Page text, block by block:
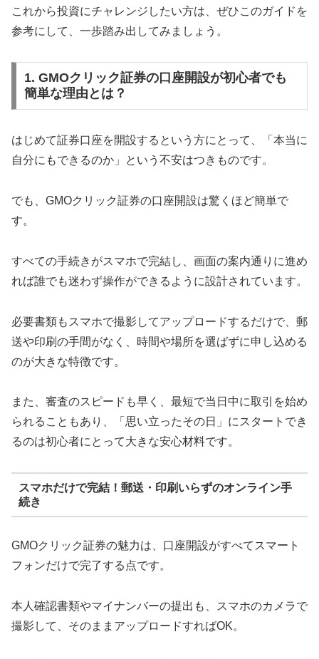
これから投資にチャレンジしたい方は、ぜひこのガイドを
参考にして、一歩踏み出してみましょう。
1. GMOクリック証券の口座開設が初心者でも
簡単な理由とは？
はじめて証券口座を開設するという方にとって、「本当に
自分にもできるのか」という不安はつきものです。
でも、GMOクリック証券の口座開設は驚くほど簡単で
す。
すべての手続きがスマホで完結し、画面の案内通りに進め
れば誰でも迷わず操作ができるように設計されています。
必要書類もスマホで撮影してアップロードするだけで、郵
送や印刷の手間がなく、時間や場所を選ばずに申し込める
のが大きな特徴です。
また、審査のスピードも早く、最短で当日中に取引を始め
られることもあり、「思い立ったその日」にスタートでき
るのは初心者にとって大きな安心材料です。
スマホだけで完結！郵送・印刷いらずのオンライン手
続き
GMOクリック証券の魅力は、口座開設がすべてスマート
フォンだけで完了する点です。
本人確認書類やマイナンバーの提出も、スマホのカメラで
撮影して、そのままアップロードすればOK。